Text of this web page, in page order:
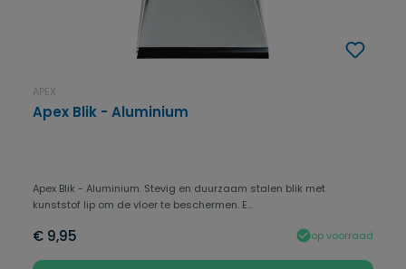
APEX
Apex Blik - Aluminium
Apex Blik - Aluminium. Stevig en duurzaam stalen blik met
kunststof lip om de vloer te beschermen. E...
€ 9,95 op voorraad